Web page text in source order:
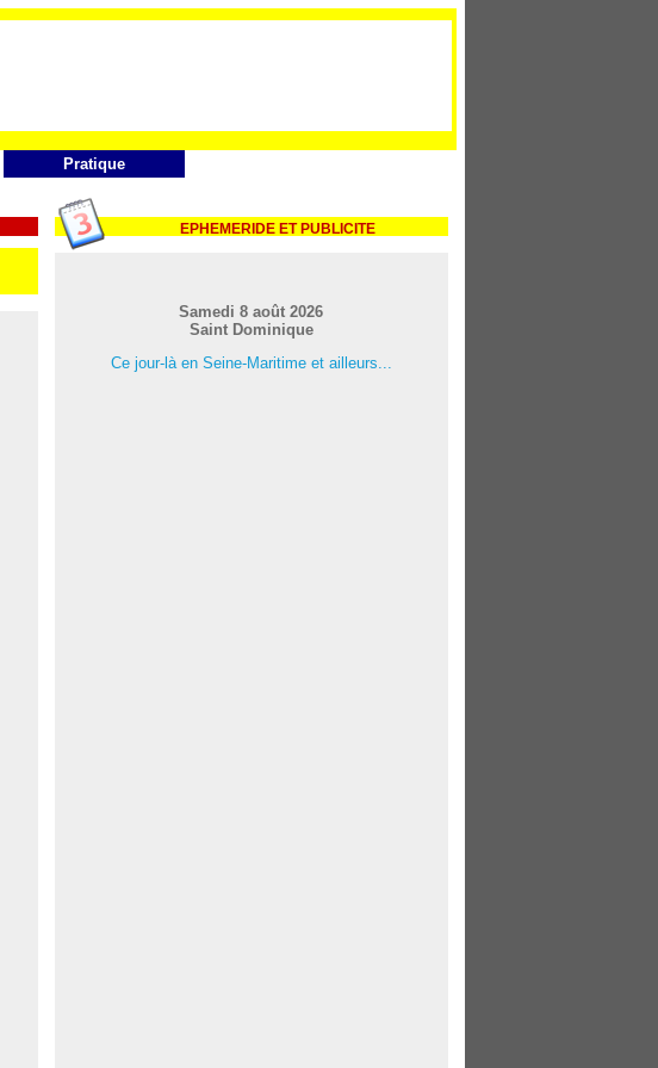
Pratique
EPHEMERIDE ET PUBLICITE
Samedi 8 août 2026
Saint Dominique
Ce jour-là en Seine-Maritime et ailleurs...